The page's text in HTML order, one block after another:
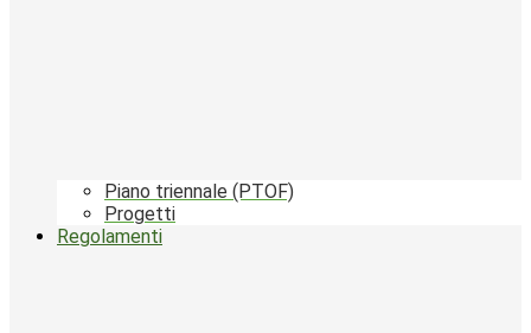
Piano triennale (PTOF)
Progetti
Regolamenti